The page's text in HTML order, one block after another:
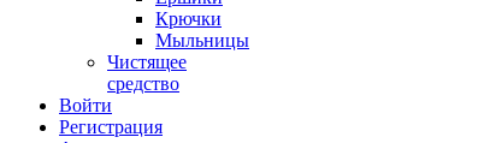
Крючки
Мыльницы
Чистящее
средство
Войти
Регистрация